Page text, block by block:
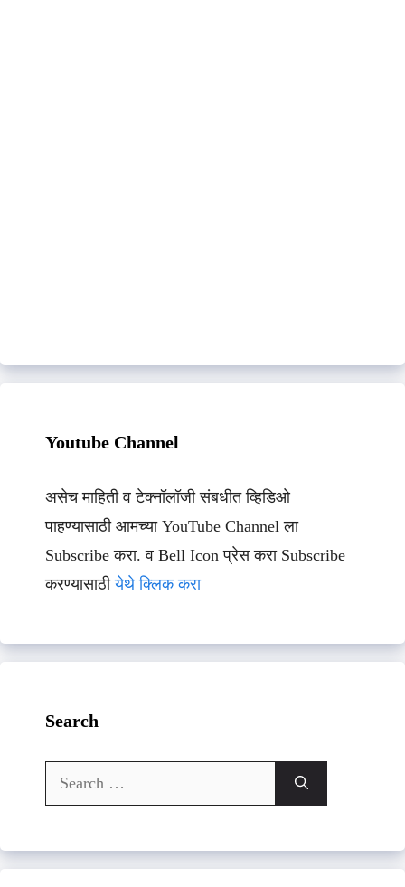
Youtube Channel
असेच माहिती व टेक्नॉलॉजी संबधीत व्हिडिओ
पाहण्यासाठी आमच्या YouTube Channel ला
Subscribe करा. व Bell Icon प्रेस करा Subscribe
करण्यासाठीयेथे क्लिक करा
Search
Search
for: